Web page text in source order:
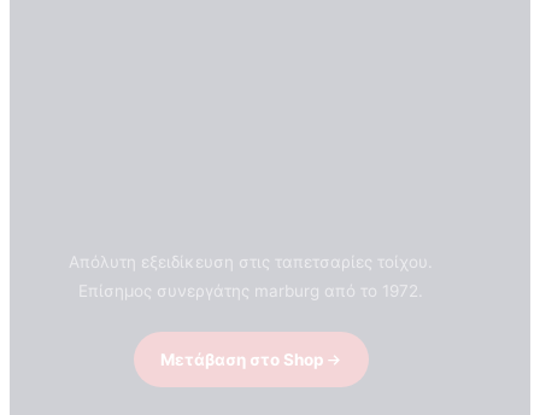
Απόλυτη εξειδίκευση στις ταπετσαρίες τοίχου.
Επίσημος συνεργάτης marburg από το 1972.
Μετάβαση στο Shop